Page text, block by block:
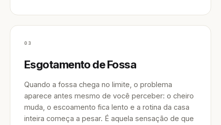
03
Esgotamento de Fossa
Quando a fossa chega no limite, o problema
aparece antes mesmo de você perceber: o cheiro
muda, o escoamento fica lento e a rotina da casa
inteira começa a pesar. É aquela sensação de que